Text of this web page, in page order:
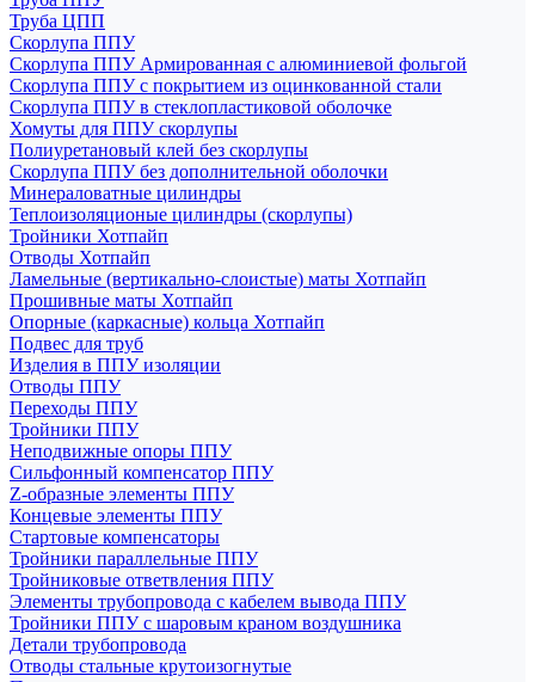
Труба ЦПП
Скорлупа ППУ
Скорлупа ППУ Армированная с алюминиевой фольгой
Скорлупа ППУ с покрытием из оцинкованной стали
Скорлупа ППУ в стеклопластиковой оболочке
Хомуты для ППУ скорлупы
Полиуретановый клей без скорлупы
Скорлупа ППУ без дополнительной оболочки
Минераловатные цилиндры
Теплоизоляционые цилиндры (скорлупы)
Тройники Хотпайп
Отводы Хотпайп
Ламельные (вертикально-слоистые) маты Хотпайп
Прошивные маты Хотпайп
Опорные (каркасные) кольца Хотпайп
Подвес для труб
Изделия в ППУ изоляции
Отводы ППУ
Переходы ППУ
Тройники ППУ
Неподвижные опоры ППУ
Cильфонный компенсатор ППУ
Z-образные элементы ППУ
Концевые элементы ППУ
Стартовые компенсаторы
Тройники параллельные ППУ
Тройниковые ответвления ППУ
Элементы трубопровода с кабелем вывода ППУ
Тройники ППУ с шаровым краном воздушника
Детали трубопровода
Отводы стальные крутоизогнутые